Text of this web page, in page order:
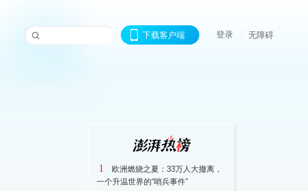
下载客户端 登录 无障碍
1
欧洲燃烧之夏：33万人大撤离，
一个升温世界的“哨兵事件”